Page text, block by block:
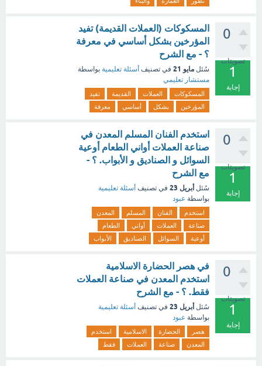
0
تصويتات
1
إجابة
المسكوكات (العملات القديمة) تفيد
المؤرخين بشكل أساسي في معرفة
؟ - مع الشرح
سُئل مايو 21 في تصنيف أسئلة تعليمية بواسطة
مستشار تعليمي
المسكوكات العملات القديمة
تفيد
المؤرخين
بشكل أساسي معرفة
0
تصويتات
1
إجابة
استخدم الفنان المسلم المعدن في
صناعة العملات أواني الطعام أوعية
السوائل و الصناديق و الأبواب. ؟ -
مع الشرح
سُئل أبريل 23 في تصنيف أسئلة تعليمية
بواسطة عبود
استخدم الفنان المسلم
المعدن
صناعة
العملات أواني
الطعام
أوعية
السوائل الصناديق الأبواب
0
تصويتات
1
إجابة
في هصر الحضارة الاسلامية
استخدم المعدن في صناعة العملات
فقط. ؟ - مع الشرح
سُئل أبريل 23 في تصنيف أسئلة تعليمية
بواسطة عبود
هصر الحضارة الاسلامية
استخدم
المعدن
صناعة العملات فقط